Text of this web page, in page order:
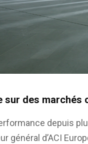
sur des marchés
depuis
général d’ACI